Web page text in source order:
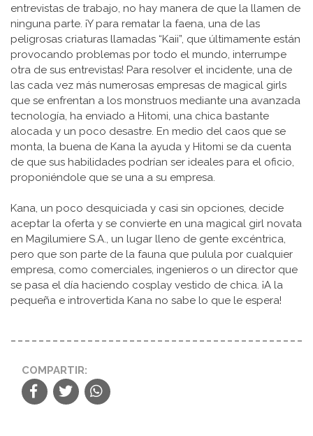
entrevistas de trabajo, no hay manera de que la llamen de
ninguna parte. ¡Y para rematar la faena, una de las
peligrosas criaturas llamadas “Kaii”, que últimamente están
provocando problemas por todo el mundo, interrumpe
otra de sus entrevistas! Para resolver el incidente, una de
las cada vez más numerosas empresas de magical girls
que se enfrentan a los monstruos mediante una avanzada
tecnología, ha enviado a Hitomi, una chica bastante
alocada y un poco desastre. En medio del caos que se
monta, la buena de Kana la ayuda y Hitomi se da cuenta
de que sus habilidades podrían ser ideales para el oficio,
proponiéndole que se una a su empresa.
Kana, un poco desquiciada y casi sin opciones, decide
aceptar la oferta y se convierte en una magical girl novata
en Magilumiere S.A., un lugar lleno de gente excéntrica,
pero que son parte de la fauna que pulula por cualquier
empresa, como comerciales, ingenieros o un director que
se pasa el día haciendo cosplay vestido de chica. ¡A la
pequeña e introvertida Kana no sabe lo que le espera!
COMPARTIR: